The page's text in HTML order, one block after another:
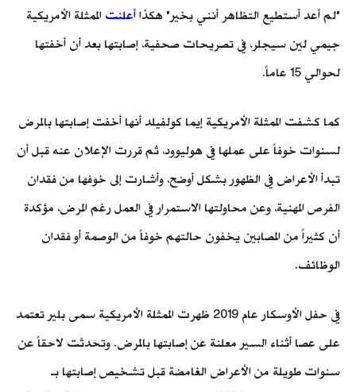
"لم أعد أستطيع التظاهر أنني بخير" هكذا أعلنت الممثلة الأمريكية
جيمي لين سيجلر، في تصريحات صحفية، إصابتها بعد أن أخفتها
لحوالي 15 عاماً.
كما كشفت الممثلة الأمريكية إيما كولفيلد أنها أخفت إصابتها بالمرض
لسنوات خوفاً على عملها في هوليوود، ثم قررت الإعلان عنه قبل أن
تبدأ الأعراض في الظهور بشكل أوضح، وأشارت إلى خوفها من فقدان
الفرص المهنية، وعن محاولتها الاستمرار في العمل رغم المرض، مؤكدة
أن كثيراً من المصابين يخفون حالتهم خوفاً من الوصمة أو فقدان
الوظائف.
في حفل الأوسكار عام 2019 ظهرت الممثلة الأمريكية سمى بلير تعتمد
على عصا أثناء السير معلنة عن إصابتها بالمرض. وتحدثت لاحقاً عن
سنوات طويلة من الأعراض الغامضة قبل تشخيص إصابتها بـ